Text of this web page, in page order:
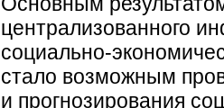
централизованного
социально-
стало возможным
и прогнозирования